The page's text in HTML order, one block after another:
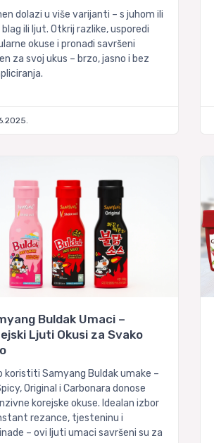
dolazi u više varijanti – s juhom ili
blag ili ljut. Otkrij razlike, usporedi
okuse i pronađi savršeni
za svoj ukus – brzo, jasno i bez
Buldak Umaci –
Ljuti Okusi za Svako
koristiti Samyang Buldak umake –
Original i Carbonara donose
korejske okuse. Idealan izbor
rezance, tjesteninu i
– ovi ljuti umaci savršeni su za